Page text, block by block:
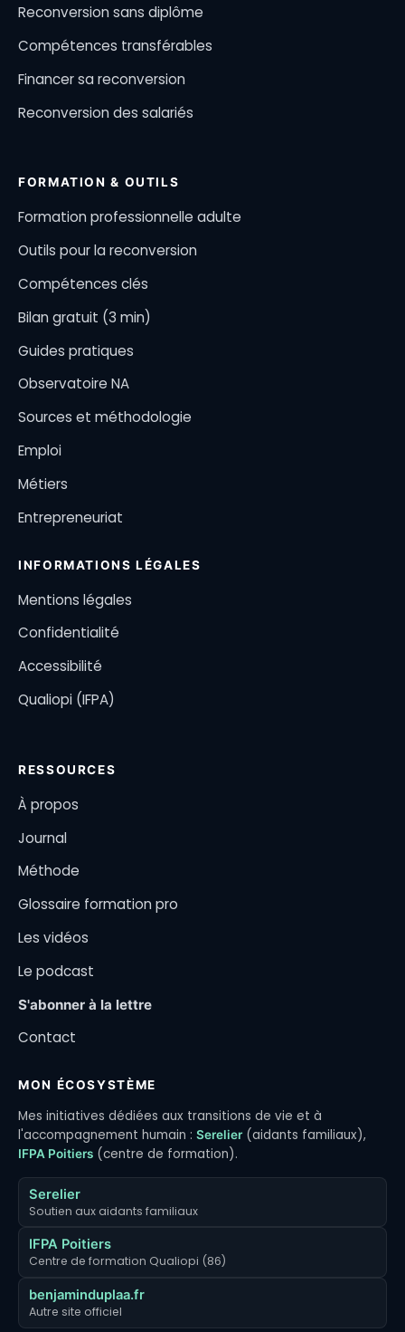
Reconversion sans diplôme
Compétences transférables
Financer sa reconversion
Reconversion des salariés
FORMATION & OUTILS
Formation professionnelle adulte
Outils pour la reconversion
Compétences clés
Bilan gratuit (3 min)
Guides pratiques
Observatoire NA
Sources et méthodologie
Emploi
Métiers
Entrepreneuriat
INFORMATIONS LÉGALES
Mentions légales
Confidentialité
Accessibilité
Qualiopi (IFPA)
RESSOURCES
À propos
Journal
Méthode
Glossaire formation pro
Les vidéos
Le podcast
S'abonner à la lettre
Contact
MON ÉCOSYSTÈME
Mes initiatives dédiées aux transitions de vie et à
l'accompagnement humain : Serelier (aidants familiaux),
IFPA Poitiers (centre de formation).
Serelier
Soutien aux aidants familiaux
IFPA Poitiers
Centre de formation Qualiopi (86)
benjaminduplaa.fr
Autre site officiel